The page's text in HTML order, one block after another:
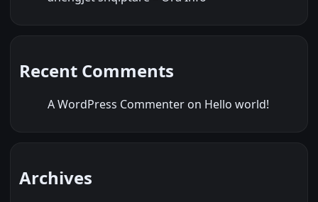
Recent Comments
A WordPress Commenter on Hello world!
Archives